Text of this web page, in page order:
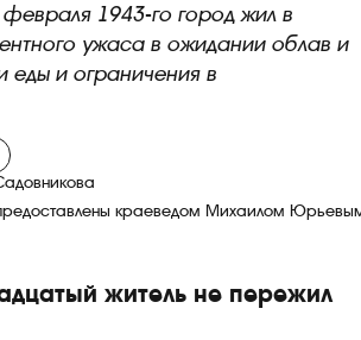
1943-го город жил в
ужаса в ожидании облав и
еды и ограничения в
краеведом Михаилом Юрьевым
житель не пережил